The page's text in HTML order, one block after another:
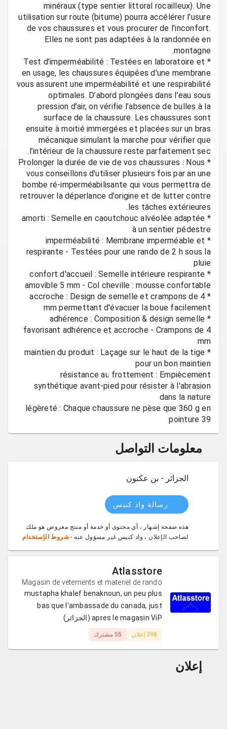
minéraux (type sentier littoral rocailleux). Une
utilisation sur route (bitume) pourra accélérer l'usure
de vos chaussures et vous procurer de l'inconfort.
Elles ne sont pas adaptées à la randonnée en
* Test d’imperméabilité : Testées en laboratoire et
en usage, les chaussures équipées d'une membrane
vous assurent une imperméabilité et une respirabilité
optimales. D’abord plongées dans l’eau sous
pression d’air, on vérifie l’absence de bulles à la
surface de la chaussure. Les chaussures sont
ensuite à moitié immergées et placées sur un bras
mécanique simulant la marche pour vérifier que
* Prolonger la durée de vie de vos chaussures : Nous
vous conseillons d'utiliser plusieurs fois par an une
bombe ré-imperméabilisante qui vous permettra de
retrouver la déperlance d'origine et de lutter contre
* amorti : Semelle en caoutchouc alvéolée adaptée
* imperméabilité : Membrane imperméable et
respirante - Testées pour une rando de 2 h sous la
* confort d'accueil : Semelle intérieure respirante
* accroche : Design de semelle et crampons de 4
* adhérence : Composition & design semelle
favorisant adhérence et accroche - Crampons de 4
* maintien du produit : Laçage sur le haut de la tige
résistance au frottement : Empiècement
synthétique avant-pied pour résister à l'abrasion
légèreté : Chaque chaussure ne pèse que 360 g en
pointure 39
معلومات التواصل
الجزائر - بن عكنون
رسالة واد كنيس
هذه صفحة إشهار ، أي محتوى أو خدمة أو منتج معروض هو ملك
لصاحب الإعلان ، واد كنيس غير مسؤول عنه - شروط الإستخدام
Atlasstore
Magasin de vetements et materiel de rando
mustapha khalef benaknoun, un peu plus
bas que l'ambassade du canada, just
apres le magasin ViP (الجزائر)
398 إعلان 55 مشترك
إعلان